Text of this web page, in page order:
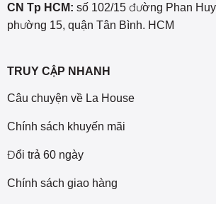
CN Tp HCM: số 102/15 đường Phan
phường 15, quận Tân Bình. HCM
TRUY CẬP NHANH
Câu chuyện về La House
Chính sách khuyến mãi
Đổi trả 60 ngày
Chính sách giao hàng